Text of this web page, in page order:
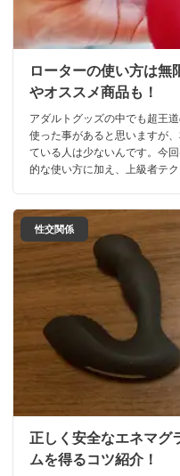
ローターの使い方は
やオススメ商品も！
アダルトグッズの中でも超王
使った事があると思いますが
ている人は少ないんです。今
的な使い方に加え、上級者テ
性交関係
正しく安全なエネマグ
ムを得るコツ紹介！